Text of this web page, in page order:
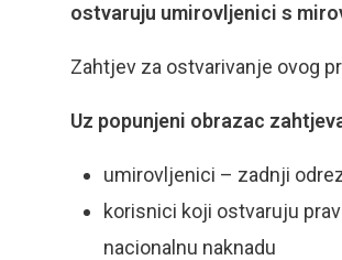
ostvaruju umirovljenici s
Zahtjev za ostvarivanje ovog
Uz popunjeni obrazac
umirovljenici – zadnji
korisnici koji ostvaruju
nacionalnu naknadu